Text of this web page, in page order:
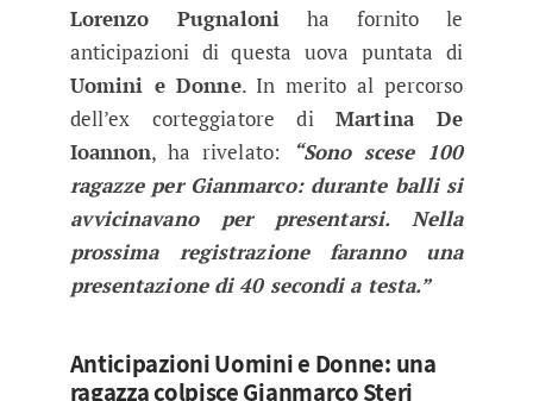
Lorenzo Pugnaloniha fornito le
anticipazioni di questa uova puntata di
Uomini e Donne. In merito al percorso
dell’ex corteggiatore diMartina De
Ioannon, ha rivelato:
“Sono scese 100
ragazze per Gianmarco: durante balli si
avvicinavano per presentarsi. Nella
prossima registrazione faranno una
presentazione di 40 secondi a testa.”
Anticipazioni Uomini e Donne: una
ragazza colpisce Gianmarco Steri